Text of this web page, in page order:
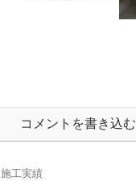
コメントを書き込む
施工実績